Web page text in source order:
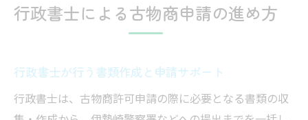
行政書士による古物商申請の進め方
行政書士が行う書類作成と申請サポート
行政書士は、古物商許可申請の際に必要となる書類の収